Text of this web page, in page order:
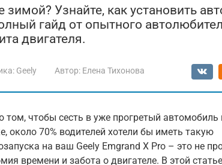
Узнайте, как установить
гайд от опытного
двигателя.
Geely Автор: Елена Тихонова
чтобы сесть в уже прогретый автомобиль
около 70% водителей хотели бы иметь такую
на ваш Geely Emgrand X Pro – это не
времени и забота о двигателе. В этой